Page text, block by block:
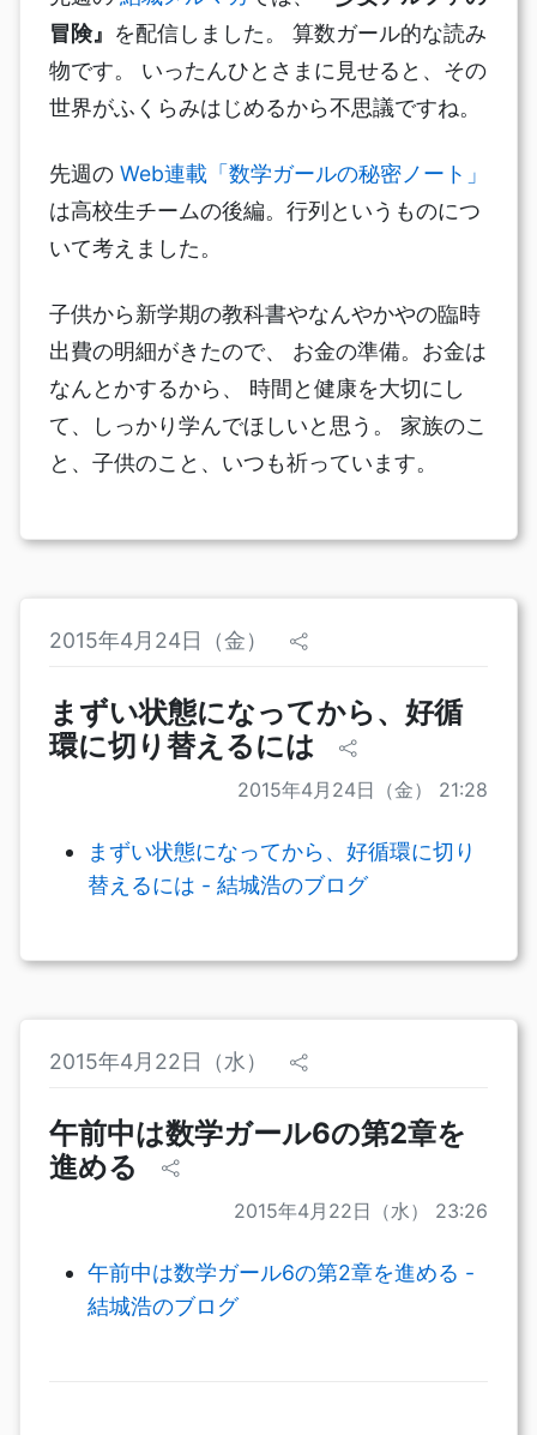
冒険』 を配信しました。 算数ガール的な読み
物です。 いったんひとさまに見せると、その
世界がふくらみはじめるから不思議ですね。
先週の Web連載「数学ガールの秘密ノート」
は高校生チームの後編。行列というものにつ
いて考えました。
子供から新学期の教科書やなんやかやの臨時
出費の明細がきたので、 お金の準備。お金は
なんとかするから、 時間と健康を大切にし
て、しっかり学んでほしいと思う。 家族のこ
と、子供のこと、いつも祈っています。
2015年4月24日（金）
まずい状態になってから、好循
環に切り替えるには
2015年4月24日（金） 21:28
まずい状態になってから、好循環に切り
替えるには - 結城浩のブログ
2015年4月22日（水）
午前中は数学ガール6の第2章を
進める
2015年4月22日（水） 23:26
午前中は数学ガール6の第2章を進める -
結城浩のブログ